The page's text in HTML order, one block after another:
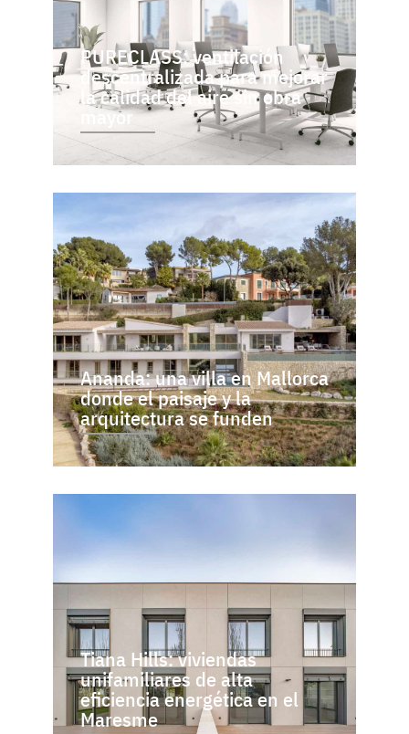
PURECLASS: ventilación
descentralizada para mejorar
la calidad del aire sin obra
mayor
Ananda: una villa en Mallorca
donde el paisaje y la
arquitectura se funden
Tiana Hills: viviendas
unifamiliares de alta
eficiencia energética en el
Maresme